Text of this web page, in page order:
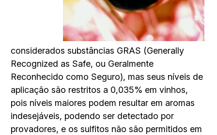
considerados substâncias GRAS (Generally
Recognized as Safe, ou Geralmente
Reconhecido como Seguro), mas seus níveis de
aplicação são restritos a 0,035% em vinhos,
pois níveis maiores podem resultar em aromas
indesejáveis, podendo ser detectado por
provadores, e os sulfitos não são permitidos em